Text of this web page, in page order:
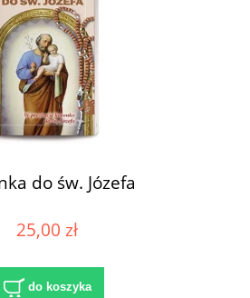
do św. Józefa
25,00 zł
do koszyka